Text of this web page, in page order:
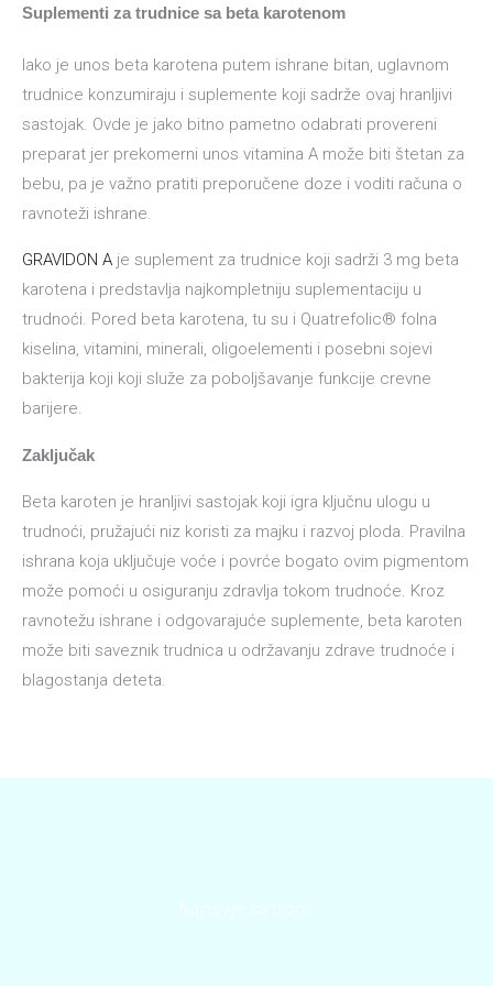
Suplementi za trudnice sa beta karotenom
Iako je unos beta karotena putem ishrane bitan, uglavnom
trudnice konzumiraju i suplemente koji sadrže ovaj hranljivi
sastojak. Ovde je jako bitno pametno odabrati provereni
preparat jer prekomerni unos vitamina A može biti štetan za
bebu, pa je važno pratiti preporučene doze i voditi računa o
ravnoteži ishrane.
GRAVIDON A je suplement za trudnice koji sadrži 3 mg beta
karotena i predstavlja najkompletniju suplementaciju u
trudnoći. Pored beta karotena, tu su i Quatrefolic® folna
kiselina, vitamini, minerali, oligoelementi i posebni sojevi
bakterija koji koji služe za poboljšavanje funkcije crevne
barijere.
Zaključak
Beta karoten je hranljivi sastojak koji igra ključnu ulogu u
trudnoći, pružajući niz koristi za majku i razvoj ploda. Pravilna
ishrana koja uključuje voće i povrće bogato ovim pigmentom
može pomoći u osiguranju zdravlja tokom trudnoće. Kroz
ravnotežu ishrane i odgovarajuće suplemente, beta karoten
može biti saveznik trudnica u održavanju zdrave trudnoće i
blagostanja deteta.
Najnovije sa bloga